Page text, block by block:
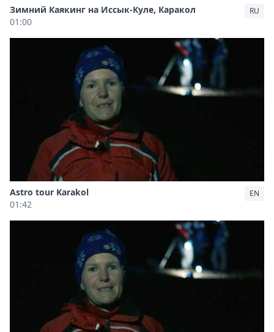
Зимний Каякинг на Иссык-Куле, Каракол
01:00
RU
Astro tour Karakol
01:42
EN